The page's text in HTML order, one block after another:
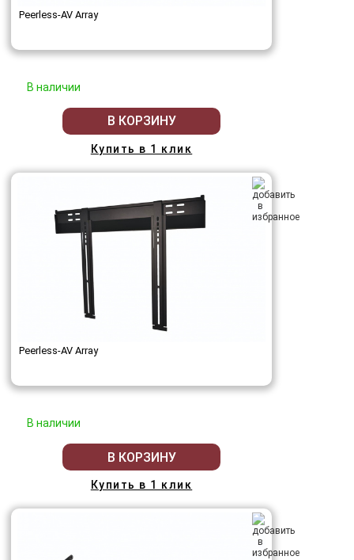
Peerless-AV Array
В наличии
В КОРЗИНУ
Купить в 1 клик
Peerless-AV Array
В наличии
В КОРЗИНУ
Купить в 1 клик